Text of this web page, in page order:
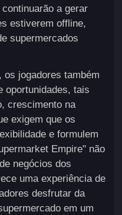
a gerar
estiverem offline,
supermercados
os jogadores também
oportunidades, tais
crescimento na
exigem que os
e formulem
Empire" não
negócios dos
uma experiência de
desfrutar da
em um